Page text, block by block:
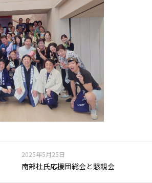
2025年5月25日
南部杜氏応援団総会と懇親会